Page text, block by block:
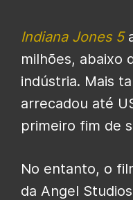
Indiana Jones 5
milhões, abaixo
indústria. Mais
arrecadou até
primeiro fim de
No entanto, o
da Angel